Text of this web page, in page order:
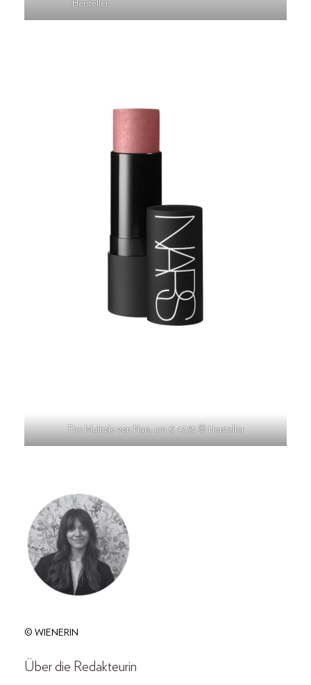
Hersteller
The Multiple von Nars, um € 47,95 © Hersteller
© WIENERIN
Über die Redakteurin